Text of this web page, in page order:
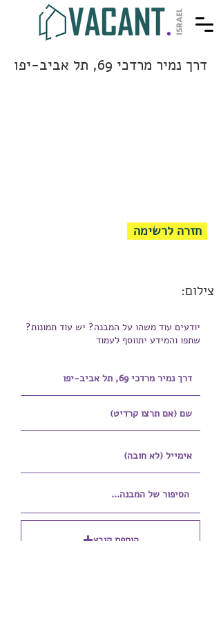
דרך נמיר מרדכי 69, תל אביב-יפו
חזרה לרשימה
צילום:
יודעים עוד משהו על המבנה? יש עוד תמונות?
שתפו והמידע יתווסף לעמוד
הוספת קובץ